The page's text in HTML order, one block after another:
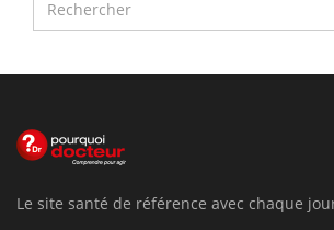
Le site santé de référence avec chaque